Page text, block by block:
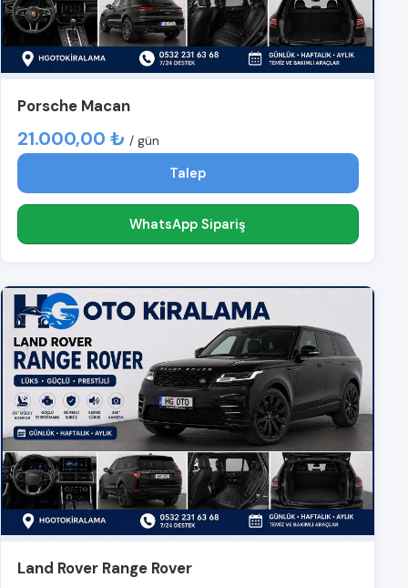
Porsche Macan
21.000,00 ₺ / gün
Talep
WhatsApp Sipariş
Land Rover Range Rover